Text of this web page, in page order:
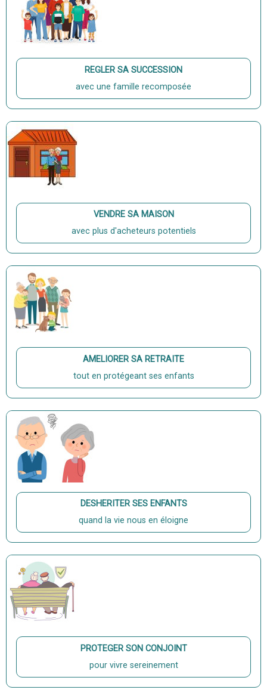
REGLER SA SUCCESSION
avec une famille recomposée
VENDRE SA MAISON
avec plus d'acheteurs potentiels
AMELIORER SA RETRAITE
tout en protégeant ses enfants
DESHERITER SES ENFANTS
quand la vie nous en éloigne
PROTEGER SON CONJOINT
pour vivre sereinement